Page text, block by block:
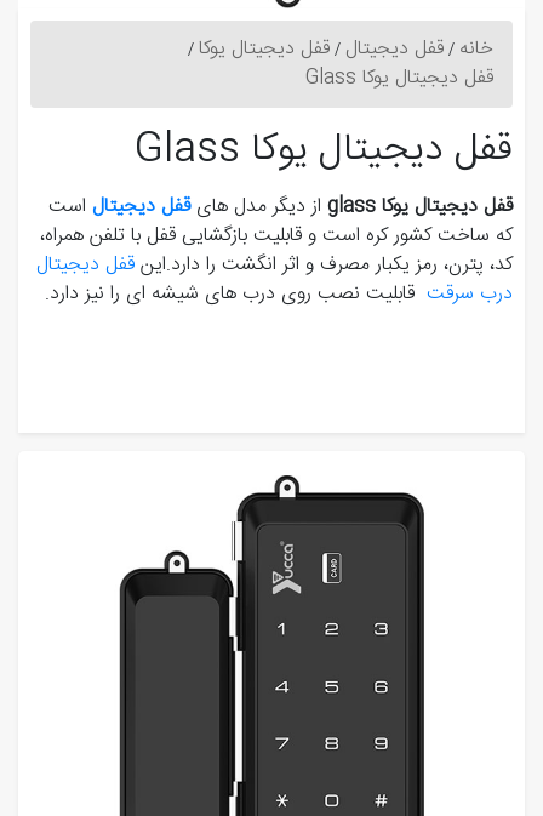
خانه قفل دیجیتال قفل دیجیتال یوکا
قفل دیجیتال یوکا Glass
قفل دیجیتال یوکا Glass
قفل دیجیتال یوکا glass از دیگر مدل هایقفل دیجیتال است
که ساخت کشور کره است و قابلیت بازگشایی قفل با تلفن همراه،
کد، پترن، رمز یکبار مصرف و اثر انگشت را دارد.اینقفل دیجیتال
درب سرقت قابلیت نصب روی درب های شیشه ای را نیز دارد.